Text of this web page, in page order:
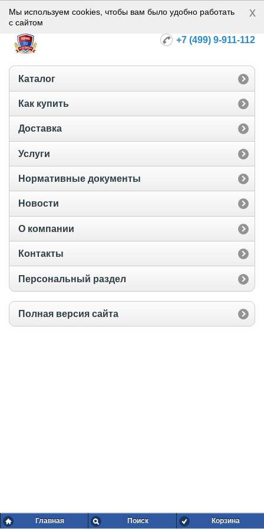
Норма-112
+7 (499) 9-911-112
Каталог
Как купить
Доставка
Услуги
Нормативные документы
Новости
О компании
Контакты
Персональный раздел
Полная версия сайта
Главная Поиск Корзина
Мы используем cookies, чтобы вам было удобно работать
с сайтом
x